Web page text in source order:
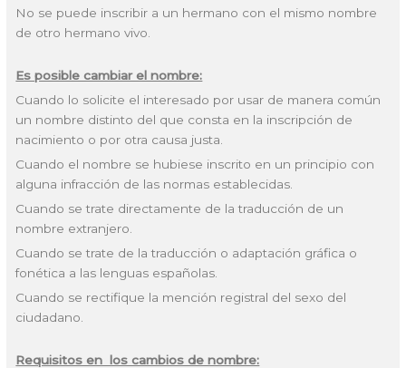
No se puede inscribir a un hermano con el mismo nombre
de otro hermano vivo.
Es posible cambiar el nombre:
Cuando lo solicite el interesado por usar de manera común
un nombre distinto del que consta en la inscripción de
nacimiento o por otra causa justa.
Cuando el nombre se hubiese inscrito en un principio con
alguna infracción de las normas establecidas.
Cuando se trate directamente de la traducción de un
nombre extranjero.
Cuando se trate de la traducción o adaptación gráfica o
fonética a las lenguas españolas.
Cuando se rectifique la mención registral del sexo del
ciudadano.
Requisitos en los cambios de nombre: